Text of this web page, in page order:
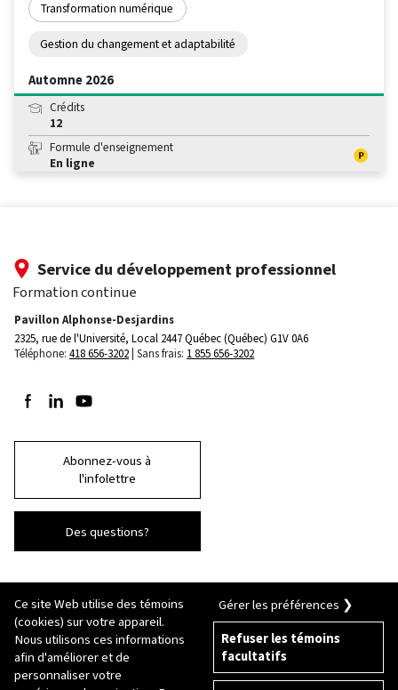
Transformation numérique
Gestion du changement et adaptabilité
Automne 2026
Crédits
12
Formule d'enseignement
En ligne
Service du développement professionnel
Formation continue
Pavillon Alphonse-Desjardins
2325, rue de l'Université, Local 2447Québec (Québec) G1V 0A6
Téléphone: 418 656-3202 Sans frais: 1 855 656-3202
Suivez-nous sur Facebook
Suivez-nous sur LinkedIn
Suivez-nous sur Youtube
Abonnez-vous à
l'infolettre
Des questions?
© 2026 Université Laval
Tous droits réservés
Conditions générales d'utilisation
Ce site Web utilise des témoins
(cookies) sur votre appareil.
Nous utilisons ces informations
afin d'améliorer et de
personnaliser votre
Gérer les préférences ❯
Refuser les témoins
facultatifs